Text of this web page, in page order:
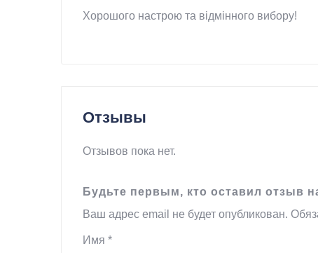
Хорошого настрою та відмінного вибору!
Отзывы
Отзывов пока нет.
Будьте первым, кто оставил
Ваш адрес email не будет опубликован.
Имя *